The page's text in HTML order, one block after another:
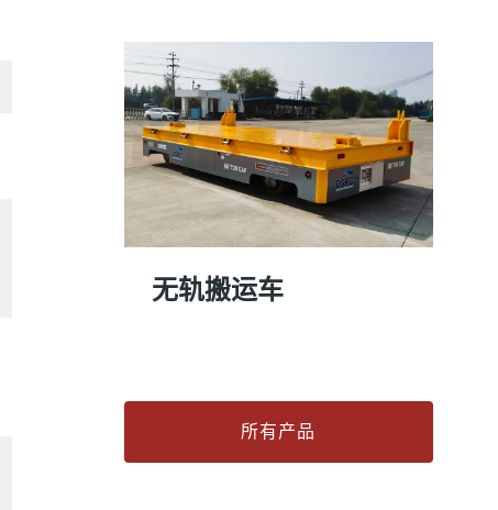
无轨搬运车
所有产品